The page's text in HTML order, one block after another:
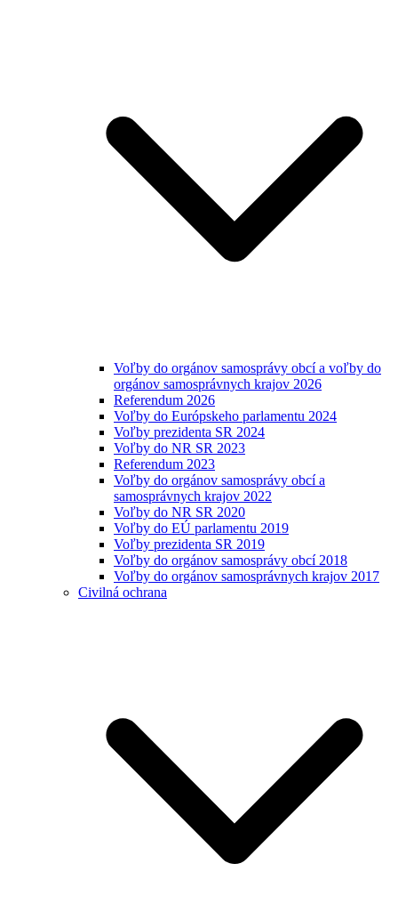
Voľby do orgánov samosprávy obcí a voľby do
orgánov samosprávnych krajov 2026
Referendum 2026
Voľby do Európskeho parlamentu 2024
Voľby prezidenta SR 2024
Voľby do NR SR 2023
Referendum 2023
Voľby do orgánov samosprávy obcí a
samosprávnych krajov 2022
Voľby do NR SR 2020
Voľby do EÚ parlamentu 2019
Voľby prezidenta SR 2019
Voľby do orgánov samosprávy obcí 2018
Voľby do orgánov samosprávnych krajov 2017
Civilná ochrana